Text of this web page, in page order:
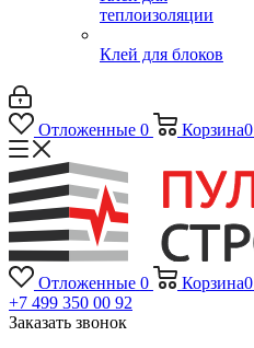
теплоизоляции
Клей для блоков
Отложенные 0 Корзина0
Отложенные 0 Корзина0
+7 499 350 00 92
Заказать звонок